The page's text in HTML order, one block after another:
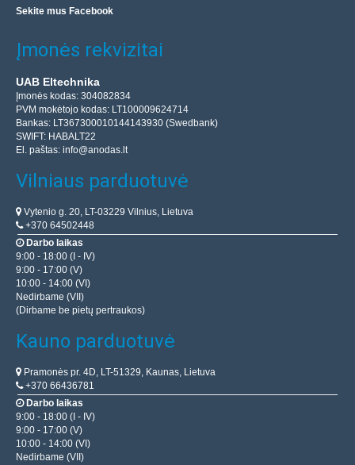
Sekite mus Facebook
Įmonės rekvizitai
UAB Eltechnika
Įmonės kodas: 304082834
PVM mokėtojo kodas: LT100009624714
Bankas: LT367300010144143930 (Swedbank)
SWIFT: HABALT22
El. paštas: info@anodas.lt
Vilniaus parduotuvė
Vytenio g. 20, LT-03229 Vilnius, Lietuva
+370 64502448
Darbo laikas
9:00 - 18:00 (I - IV)
9:00 - 17:00 (V)
10:00 - 14:00 (VI)
Nedirbame (VII)
(Dirbame be pietų pertraukos)
Kauno parduotuvė
Pramonės pr. 4D, LT-51329, Kaunas, Lietuva
+370 66436781
Darbo laikas
9:00 - 18:00 (I - IV)
9:00 - 17:00 (V)
10:00 - 14:00 (VI)
Nedirbame (VII)